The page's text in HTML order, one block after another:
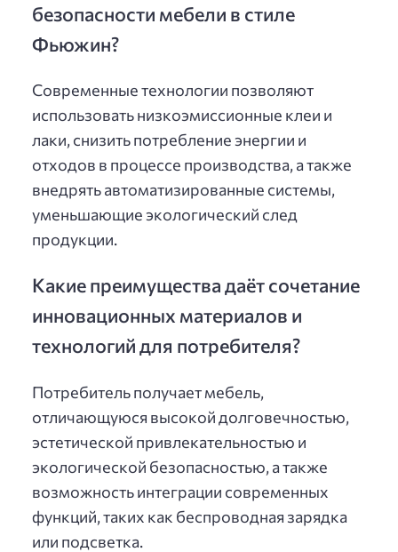
безопасности мебели в стиле
Фьюжин?
Современные технологии позволяют
использовать низкоэмиссионные клеи и
лаки, снизить потребление энергии и
отходов в процессе производства, а также
внедрять автоматизированные системы,
уменьшающие экологический след
продукции.
Какие преимущества даёт сочетание
инновационных материалов и
технологий для потребителя?
Потребитель получает мебель,
отличающуюся высокой долговечностью,
эстетической привлекательностью и
экологической безопасностью, а также
возможность интеграции современных
функций, таких как беспроводная зарядка
или подсветка.